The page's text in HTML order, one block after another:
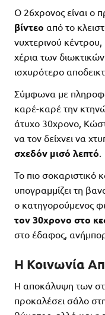
Ο 26χρονος είναι ο
βίντεο από το
νυχτερινού
χέρια των
ισχυρότερο
Σύμφωνα με
καρέ-καρέ την
άτυχο 30χρονο,
να τον δείχνει να
σχεδόν μισό λεπτό.
Το πιο σοκαριστικό
υπογραμμίζει τη
ο κατηγορούμενος
τον 30χρονο στο
στο έδαφος,
Η Κοινωνία
Η αποκάλυψη των
προκαλέσει σάλο